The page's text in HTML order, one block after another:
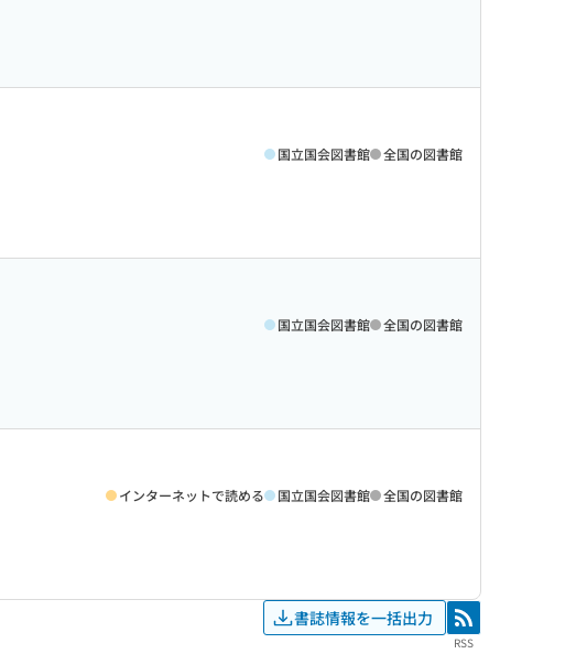
国立国会図書館 全国の図書館
国立国会図書館 全国の図書館
インターネットで読める 国立国会図書館 全国の図書館
書誌情報を一括出力 RSS
RSS